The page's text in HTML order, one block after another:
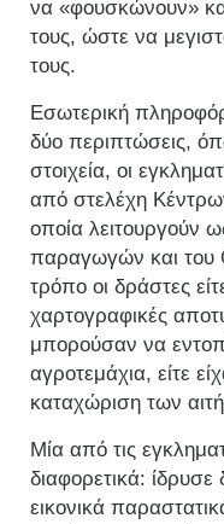
να «φουσκώνουν»
τους, ώστε να
τους.
Εσωτερική
δύο περιπτώσεις,
στοιχεία, οι
από στελέχη
οποία λειτουργούν
παραγωγών και
τρόπο οι δράστες
χαρτογραφικές
μπορούσαν να
αγροτεμάχια, είτε
καταχώριση των
Μία από τις
διαφορετικά: ίδρυσε
εικονικά